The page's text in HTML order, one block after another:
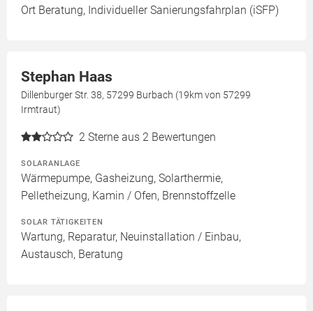
Ort Beratung, Individueller Sanierungsfahrplan (iSFP)
Stephan Haas
Dillenburger Str. 38, 57299 Burbach (19km von 57299
Irmtraut)
2 Sterne aus 2 Bewertungen
SOLARANLAGE
Wärmepumpe, Gasheizung, Solarthermie,
Pelletheizung, Kamin / Ofen, Brennstoffzelle
SOLAR TÄTIGKEITEN
Wartung, Reparatur, Neuinstallation / Einbau,
Austausch, Beratung